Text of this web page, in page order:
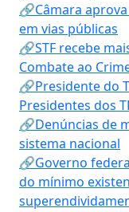
🔗Câmara
em vias públicas
🔗STF recebe
Combate ao
🔗Presidente do
Presidentes dos
🔗Denúncias de
sistema nacional
🔗Governo
do mínimo